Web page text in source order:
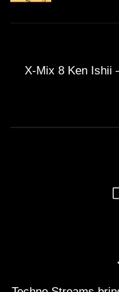
X-Mix 8 Ken Ishii